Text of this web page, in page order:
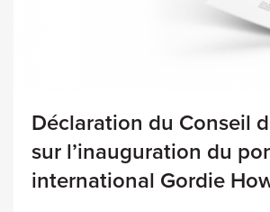
Déclaration du Conseil
sur l’inauguration du
international Gordie